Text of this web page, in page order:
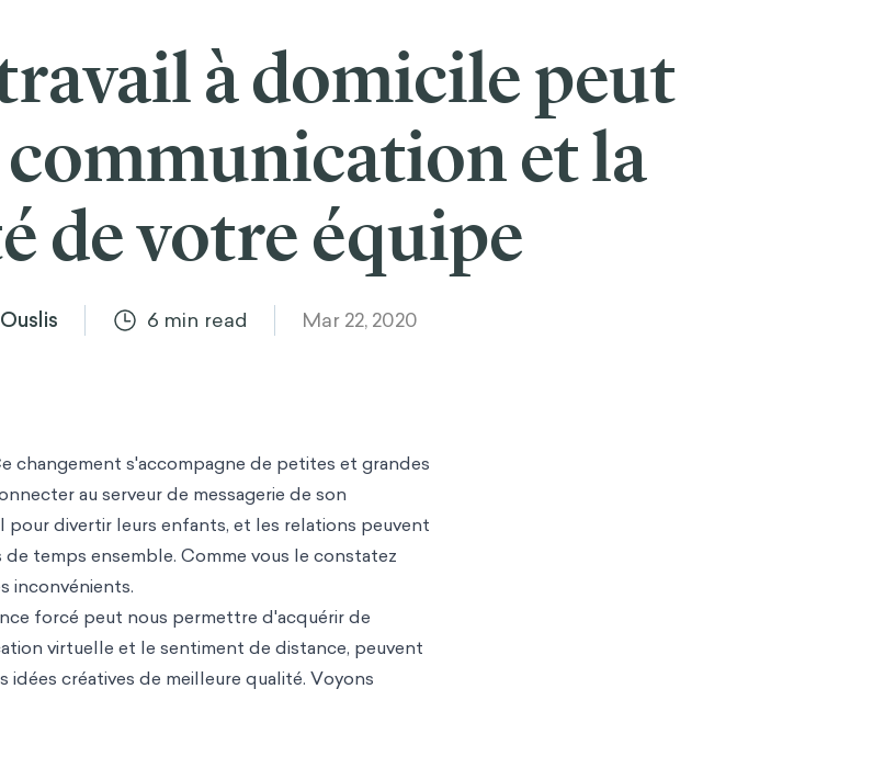
à domicile peut
et la
de votre équipe
6 min read Mar 22, 2020
changement s'accompagne de petites et grandes
au serveur de messagerie de son
divertir leurs enfants, et les relations peuvent
temps ensemble. Comme vous le constatez
inconvénients.
forcé peut nous permettre d'acquérir de
virtuelle et le sentiment de distance, peuvent
idées créatives de meilleure qualité. Voyons